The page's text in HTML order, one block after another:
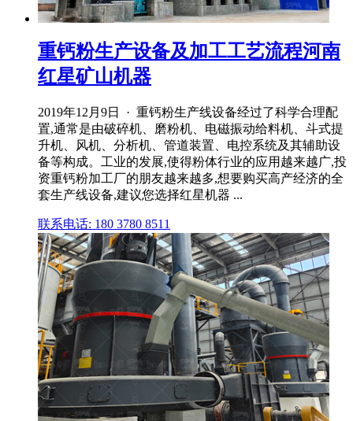
重钙粉生产设备及加工工艺流程河南
红星矿山机器
2019年12月9日 · 重钙粉生产线设备经过了科学合理配
置,通常是由破碎机、磨粉机、电磁振动给料机、斗式提
升机、风机、分析机、管道装置、电控系统及其辅助设
备等构成。工业的发展,使得粉体行业的应用越来越广,投
资重钙粉加工厂的朋友越来越多,想要购买高产经济的全
套生产线设备,建议您选择红星机器 ...
联系电话: 180 3780 8511